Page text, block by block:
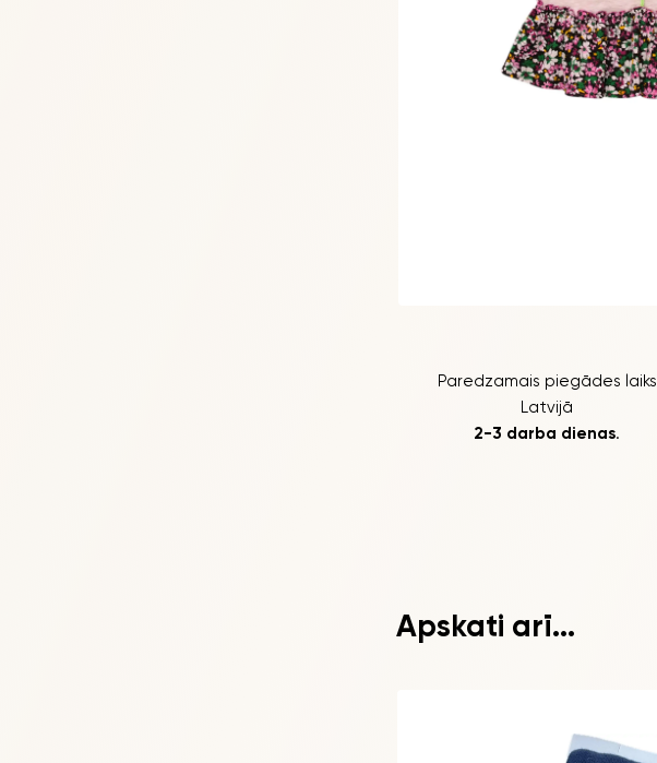
Paredzamais piegādes laiks
Latvijā
2-3 darba dienas.
Apskati arī...